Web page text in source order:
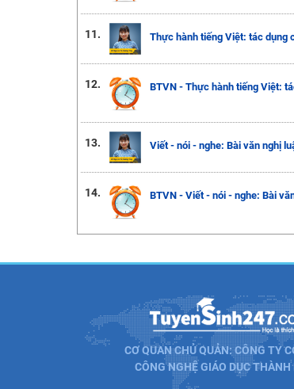
11. Thực hành tiếng Việt: tác dụng
12. BTVN - Thực hành tiếng Việt:
13. Viết - nói - nghe: Bài văn nghị
14. BTVN - Viết - nói - nghe: Bài
CƠ QUAN CHỦ QUẢN: CÔNG TY
CÔNG NGHỆ GIÁO DỤC THÀNH